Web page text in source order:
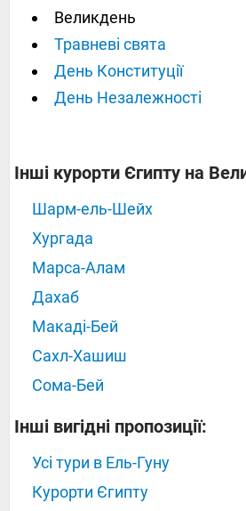
Великдень
Травневі свята
День Конституції
День Незалежності
Інші курорти Єгипту на
Шарм-ель-Шейх
Хургада
Марса-Алам
Дахаб
Макаді-Бей
Сахл-Хашиш
Сома-Бей
Інші вигідні пропозиції:
Усі тури в Ель-Гуну
Курорти Єгипту